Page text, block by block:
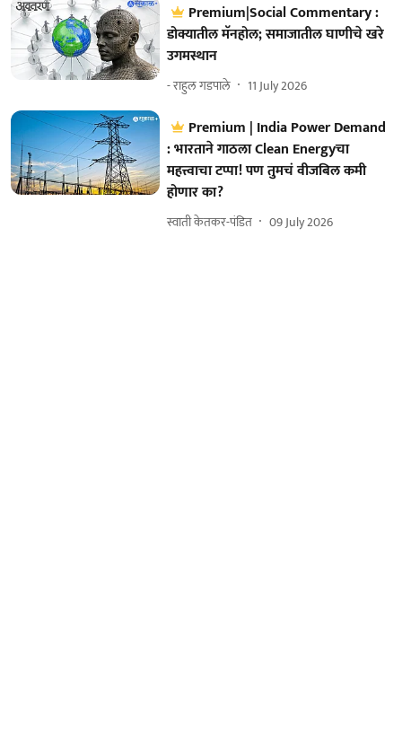
Premium|Social Commentary :
डोक्यातील मॅनहोल; समाजातील घाणीचे खरे
उगमस्थान
- राहुल गडपाले 11 July 2026
Premium | India Power Demand
: भारताने गाठला Clean Energyचा
महत्त्वाचा टप्पा! पण तुमचं वीजबिल कमी
होणार का?
स्वाती केतकर-पंडित 09 July 2026